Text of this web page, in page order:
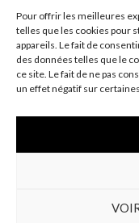
Pour offrir les meilleures
telles que les cookies pour
appareils. Le fait de
des données telles que le
ce site. Le fait de ne pas
un effet négatif sur
Partie 14: Paysage
Partie 15:Analyse
Partie 16:annexe
Personnalisation
Veuillez nous